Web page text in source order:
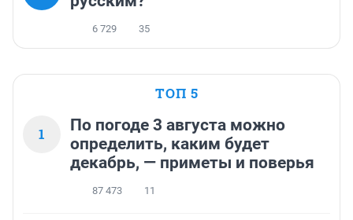
6 729 35
ТОП 5
1
По погоде 3 августа можно
определить, каким будет
декабрь, — приметы и поверья
87 473 11